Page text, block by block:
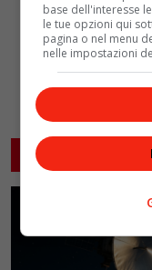
ARTICOLI
base dell'interesse
le tue opzioni qui
pagina o nel menu
nelle impostazioni